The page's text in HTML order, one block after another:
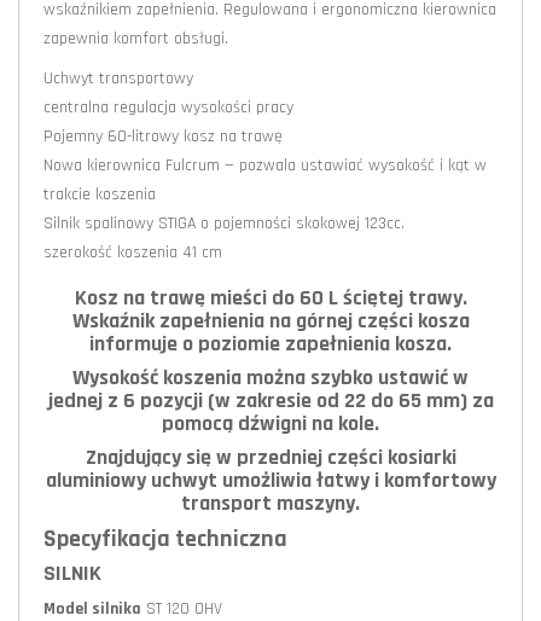
wskaźnikiem zapełnienia. Regulowana i ergonomiczna kierownica
zapewnia komfort obsługi.
Uchwyt transportowy
centralna regulacja wysokości pracy
Pojemny 60-litrowy kosz na trawę
Nowa kierownica Fulcrum — pozwala ustawiać wysokość i kąt w
trakcie koszenia
Silnik spalinowy STIGA o pojemności skokowej 123cc.
szerokość koszenia 41 cm
Kosz na trawę mieści do 60 L ściętej trawy.
Wskaźnik zapełnienia na górnej części kosza
informuje o poziomie zapełnienia kosza.
Wysokość koszenia można szybko ustawić w
jednej z 6 pozycji (w zakresie od 22 do 65 mm) za
pomocą dźwigni na kole.
Znajdujący się w przedniej części kosiarki
aluminiowy uchwyt umożliwia łatwy i komfortowy
transport maszyny.
Specyfikacja techniczna
SILNIK
Model silnika ST 120 OHV